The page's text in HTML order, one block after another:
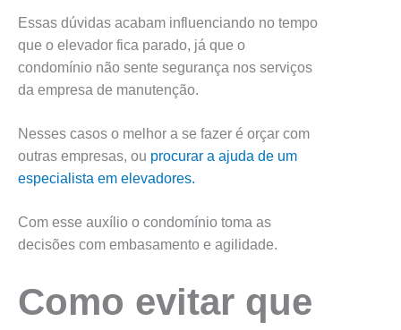
Essas dúvidas acabam influenciando no tempo
que o elevador fica parado, já que o
condomínio não sente segurança nos serviços
da empresa de manutenção.
Nesses casos o melhor a se fazer é orçar com
outras empresas, ou procurar a ajuda de um
especialista em elevadores.
Com esse auxílio o condomínio toma as
decisões com embasamento e agilidade.
Como evitar que